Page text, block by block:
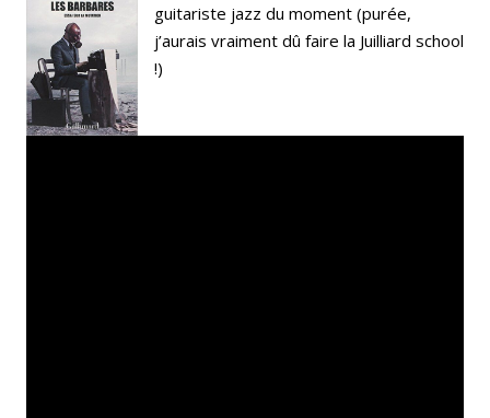
guitariste jazz du moment (purée,
j’aurais vraiment dû faire la Juilliard school
!)